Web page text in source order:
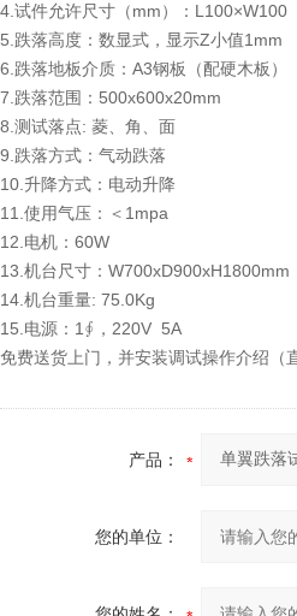
4.试件允许尺寸（mm）：L100×W100
5.跌落高度：数显式，显示Z小值1mm
6.跌落地板介质：A3钢板（配硬木板）
7.跌落范围：500x600x20mm
8.测试落点: 菱、角、面
9.跌落方式：气动跌落
10.升降方式：电动升降
11.使用气压：＜1mpa
12.电机：60W
13.机台尺寸：W700xD900xH1800mm
14.机台重量: 75.0Kg
15.电源：1∮，220V 5A
免费送货上门，并安装调试操作介绍（
产品：
您的单位：